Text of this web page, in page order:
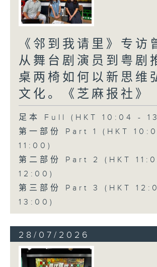
《邻到我请里》专访
从舞台剧演员到粤剧
桌两椅如何以新思维
文化。《芝麻报社》
足本 Full (HKT 10:04 -
第一部份 Part 1 (HKT
11:00)
第二部份 Part 2 (HKT
12:00)
第三部份 Part 3 (HKT
13:00)
28/07/2026